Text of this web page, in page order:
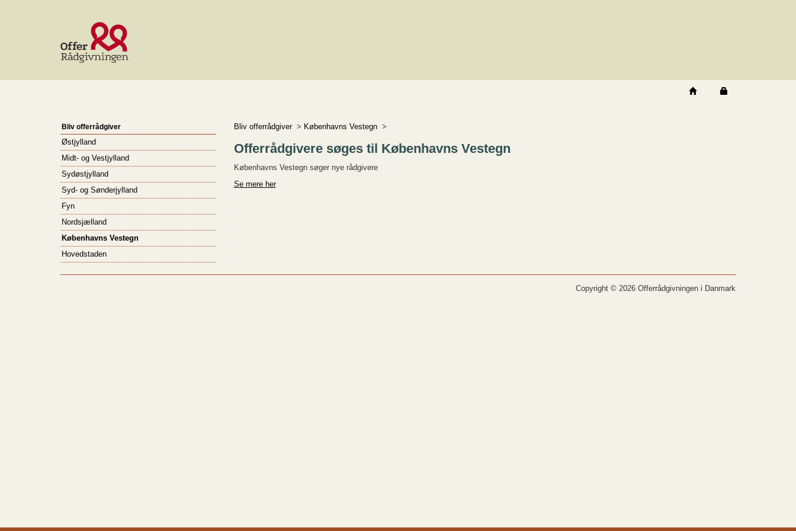
Bliv offerrådgiver> Københavns Vestegn>
Offerrådgivere søges til Københavns Vestegn
Københavns Vestegn søger nye rådgivere
Se mere her
Bliv offerrådgiver
Østjylland
Midt- og Vestjylland
Sydøstjylland
Syd- og Sønderjylland
Fyn
Nordsjælland
Københavns Vestegn
Hovedstaden
Copyright © 2026 Offerrådgivningen i Danmark